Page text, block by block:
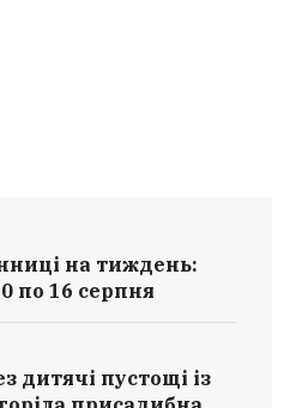
на тиждень:
по 16 серпня
дитячі пустощі із